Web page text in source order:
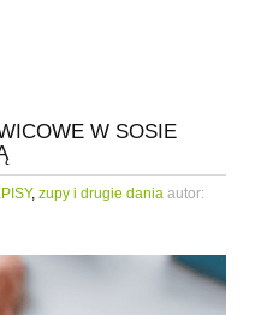
W SOSIE
, zupy i drugie dania autor: